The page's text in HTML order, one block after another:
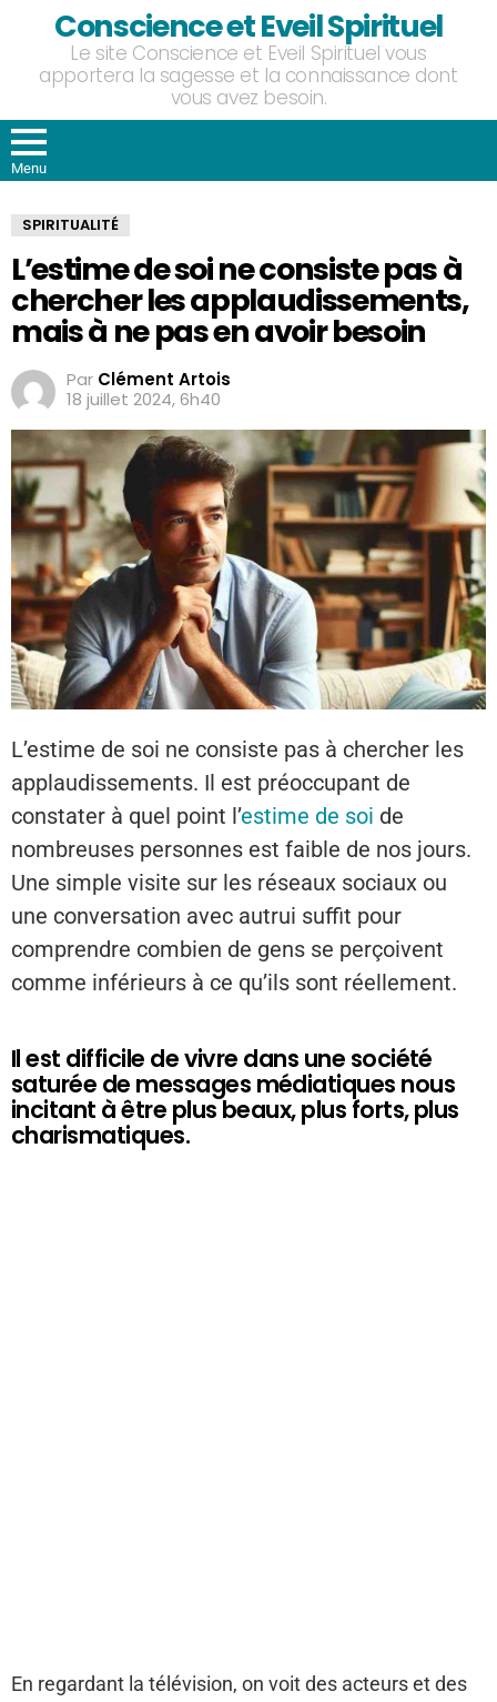
Conscience et Eveil Spirituel
Le site Conscience et Eveil Spirituel vous
apportera la sagesse et la connaissance dont
vous avez besoin.
Menu
SPIRITUALITÉ
L’estime de soi ne consiste pas à
chercher les applaudissements,
mais à ne pas en avoir besoin
Par Clément Artois
18 juillet 2024, 6h40
L’estime de soi ne consiste pas à chercher les
applaudissements. Il est préoccupant de
constater à quel point l’estime de soi de
nombreuses personnes est faible de nos jours.
Une simple visite sur les réseaux sociaux ou
une conversation avec autrui suffit pour
comprendre combien de gens se perçoivent
comme inférieurs à ce qu’ils sont réellement.
Il est difficile de vivre dans une société
saturée de messages médiatiques nous
incitant à être plus beaux, plus forts, plus
charismatiques.
En regardant la télévision, on voit des acteurs et des